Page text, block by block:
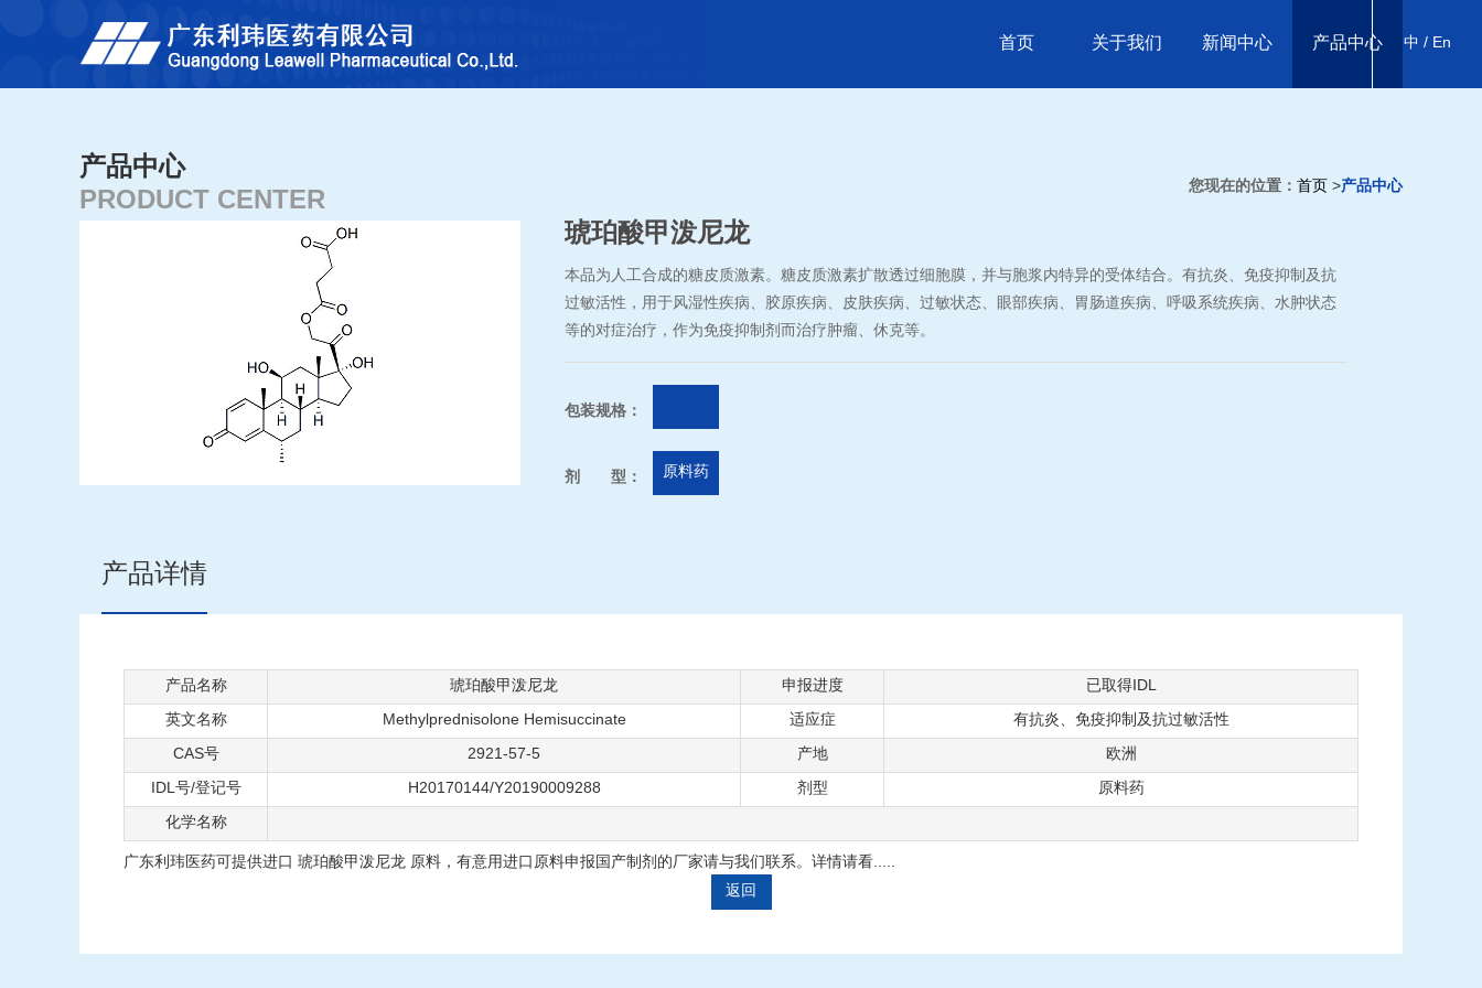
首页 关于我们 新闻中心 产品中心 中 / En
产品中心
PRODUCT CENTER
您现在的位置： 首页 >产品中心
琥珀酸甲泼尼龙
本品为人工合成的糖皮质激素。糖皮质激素扩散透过细胞膜，并与胞浆内特异的受体结合。有抗炎、免疫抑制及抗
过敏活性，用于风湿性疾病、胶原疾病、皮肤疾病、过敏状态、眼部疾病、胃肠道疾病、呼吸系统疾病、水肿状态
等的对症治疗，作为免疫抑制剂而治疗肿瘤、休克等。
包装规格：
剂 型： 原料药
产品详情
产品名称 琥珀酸甲泼尼龙 申报进度 已取得IDL
英文名称 Methylprednisolone Hemisuccinate 适应症 有抗炎、免疫抑制及抗过敏活性
CAS号 2921-57-5 产地 欧洲
IDL号/登记号 H20170144/Y20190009288 剂型 原料药
化学名称
广东利玮医药可提供进口 琥珀酸甲泼尼龙 原料，有意用进口原料申报国产制剂的厂家请与我们联系。详情请看.....
返回